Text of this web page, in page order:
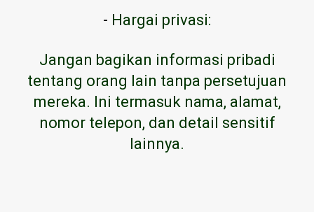
- Hargai privasi:
Jangan bagikan informasi pribadi
tentang orang lain tanpa persetujuan
mereka. Ini termasuk nama, alamat,
nomor telepon, dan detail sensitif
lainnya.